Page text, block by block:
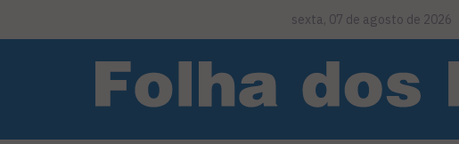
sexta, 07 de agosto de 2026